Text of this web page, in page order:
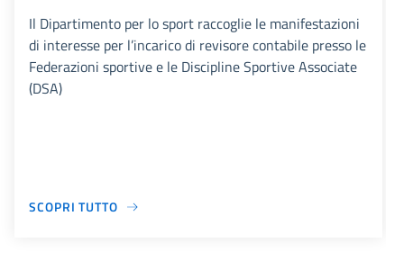
Il Dipartimento per lo sport raccoglie le manifestazioni
di interesse per l’incarico di revisore contabile presso le
Federazioni sportive e le Discipline Sportive Associate
(DSA)
SCOPRI TUTTO